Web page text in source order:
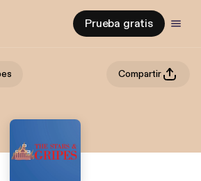
Prueba gratis
Compartir